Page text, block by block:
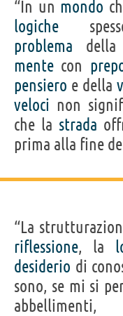
“In un mondo
logiche
problema della
mente con
pensiero e della
veloci non
che la strada
prima alla fine
“La
riflessione, la
desiderio di
sono, se mi si